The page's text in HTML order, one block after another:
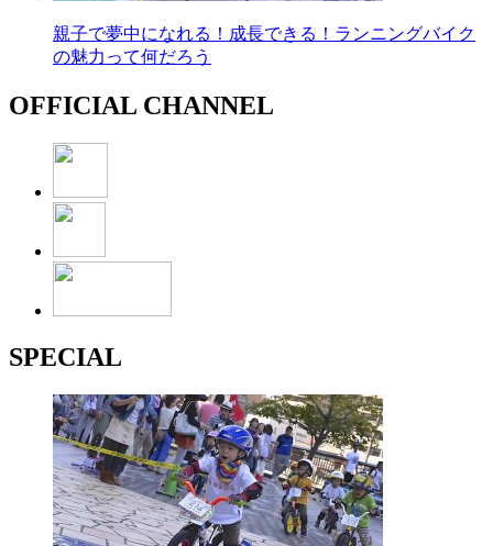
親子で夢中になれる！成長できる！ランニングバイク
の魅力って何だろう
OFFICIAL CHANNEL
SPECIAL